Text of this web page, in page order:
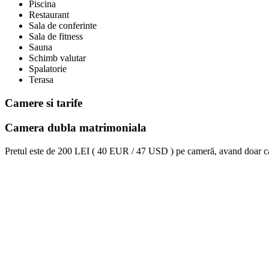
Piscina
Restaurant
Sala de conferinte
Sala de fitness
Sauna
Schimb valutar
Spalatorie
Terasa
Camere si tarife
Camera dubla matrimoniala
Pretul este de 200 LEI ( 40 EUR / 47 USD ) pe cameră, avand doar